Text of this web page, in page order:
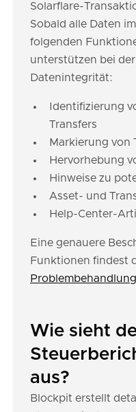
Solarflare-
Sobald alle Daten
folgenden
unterstützen bei
Datenintegrität:
Identifizierung
Transfers
Markierung von
Hervorhebung
Hinweise zu
Asset- und
Help-Center-
Eine genauere
Funktionen findest
Problembehandlung
Wie sieht
aus?
Blockpit erstellt